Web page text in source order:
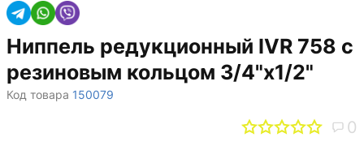
Ниппель редукционный IVR 758 с
резиновым кольцом 3/4"х1/2"
Код товара 150079
0